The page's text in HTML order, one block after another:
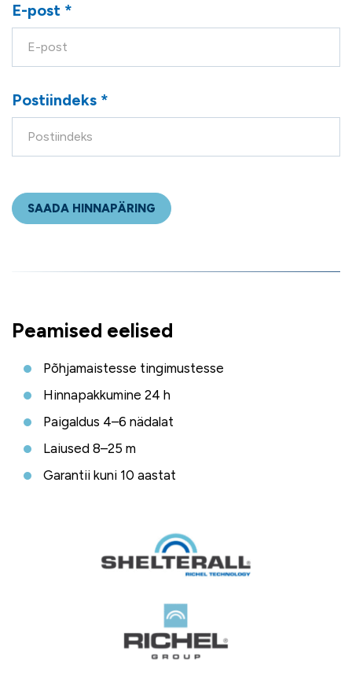
E-post *
Postiindeks *
Peamised eelised
Põhjamaistesse tingimustesse
Hinnapakkumine 24 h
Paigaldus 4–6 nädalat
Laiused 8–25 m
Garantii kuni 10 aastat